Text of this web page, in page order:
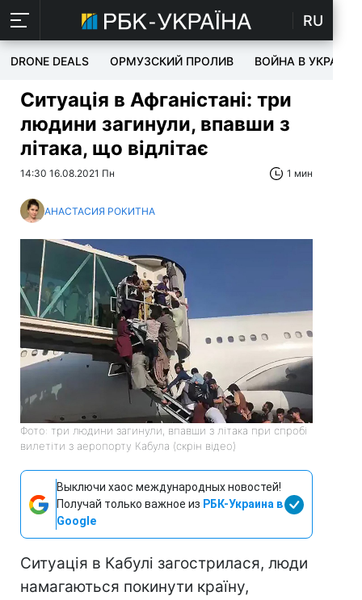
RU
DRONE DEALS ОРМУЗСКИЙ ПРОЛИВ ВОЙНА В УКРАИНЕ
Ситуація в Афганістані: три
людини загинули, впавши з
літака, що відлітає
14:30 16.08.2021 Пн 1 мин
АНАСТАСИЯ РОКИТНА
Фото: три людини загинули, впавши з літака при спробі
вилетіти з аеропорту Кабула (скрін відео)
Выключи хаос международных новостей!
Получай только важное из РБК-Украина в
Google
Ситуація в Кабулі загострилася, люди
намагаються покинути країну,